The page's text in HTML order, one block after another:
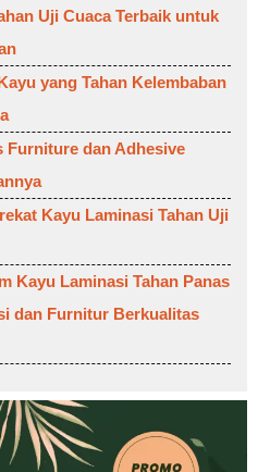
Uji Cuaca Terbaik untuk
yang Tahan Kelembaban
Furniture dan Adhesive
Kayu Laminasi Tahan Uji
Kayu Laminasi Tahan Panas
dan Furnitur Berkualitas